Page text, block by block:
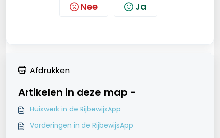
Nee Ja
Afdrukken
Artikelen in deze map -
Huiswerk in de RijbewijsApp
Vorderingen in de RijbewijsApp